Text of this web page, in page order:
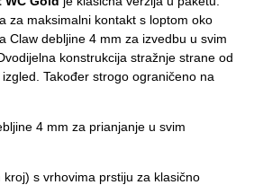
za maksimalni kontakt s loptom oko
Claw debljine 4 mm za izvedbu u svim
konstrukcija stražnje strane od
Također strogo ograničeno na
4 mm za prianjanje u svim
kroj) s vrhovima prstiju za klasično